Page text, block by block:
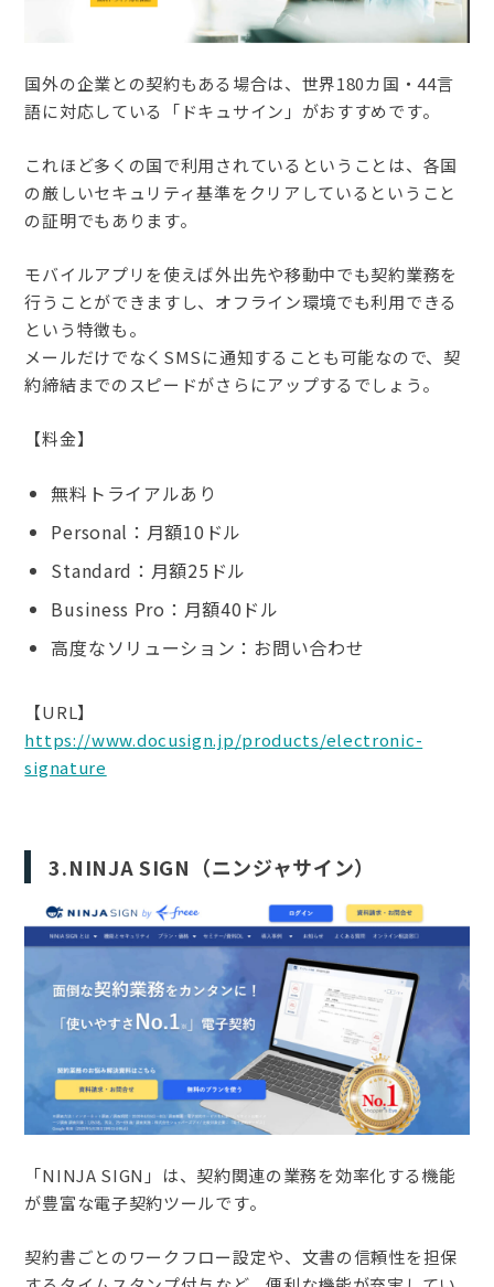
国外の企業との契約もある場合は、世界180カ国・44言
語に対応している「ドキュサイン」がおすすめです。
これほど多くの国で利用されているということは、各国
の厳しいセキュリティ基準をクリアしているということ
の証明でもあります。
モバイルアプリを使えば外出先や移動中でも契約業務を
行うことができますし、オフライン環境でも利用できる
という特徴も。
メールだけでなくSMSに通知することも可能なので、契
約締結までのスピードがさらにアップするでしょう。
【料金】
無料トライアルあり
Personal：月額10ドル
Standard：月額25ドル
Business Pro：月額40ドル
高度なソリューション：お問い合わせ
【URL】
https://www.docusign.jp/products/electronic-
signature
3.NINJA SIGN（ニンジャサイン）
「NINJA SIGN」は、契約関連の業務を効率化する機能
が豊富な電子契約ツールです。
契約書ごとのワークフロー設定や、文書の信頼性を担保